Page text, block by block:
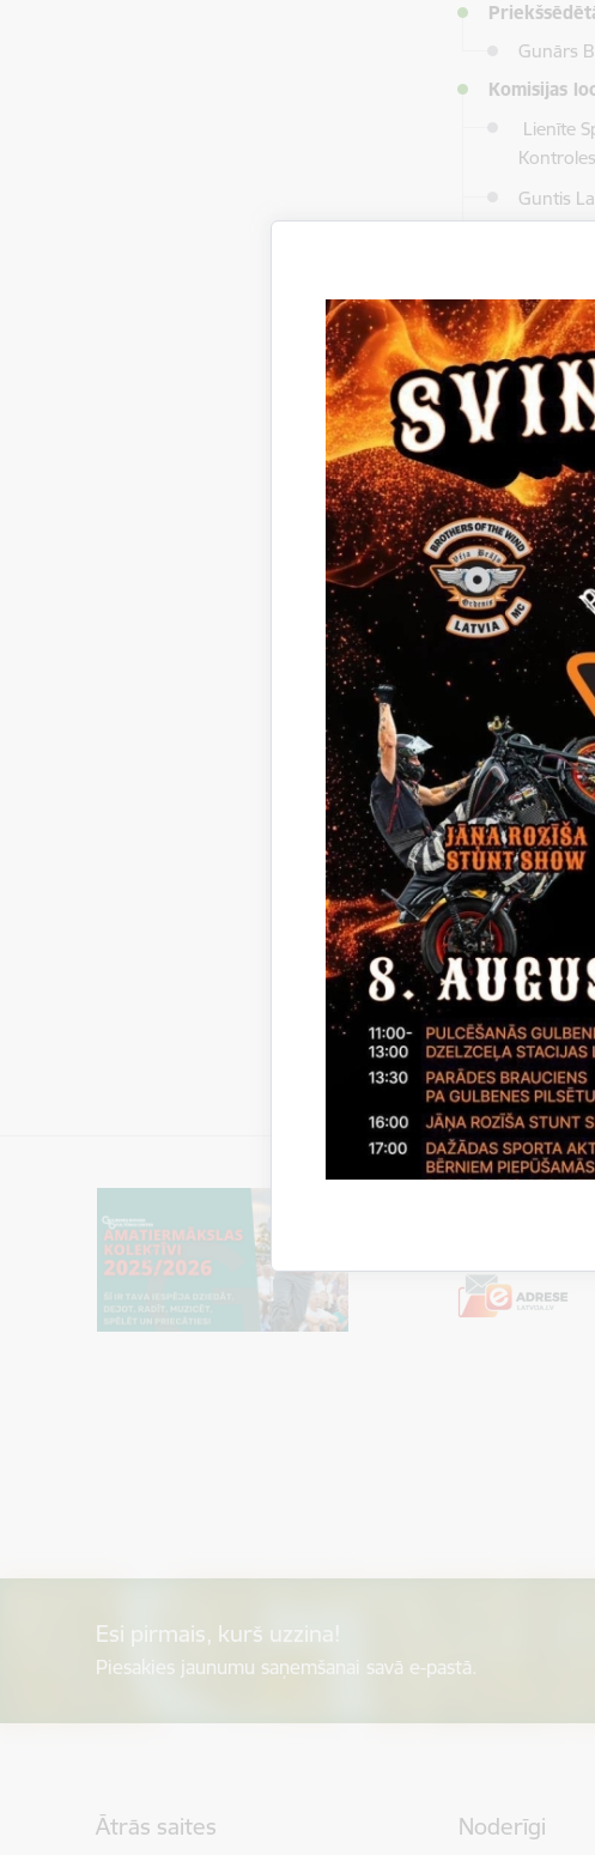
Gunārs
Komisijas
Lienīte
Guntis
Andris
Vita
Komisijas
Lejupielādēt:
Lejupielādēt:
Lejupielādēt:
Lejupielādēt:
Medību
Skatīt vairāk
2025.gada
2026.gada
Esi pirmais, kurš uzzina!
Piesakies jaunumu saņemšanai savā e-pastā.
Ātrās saites Noderīgi